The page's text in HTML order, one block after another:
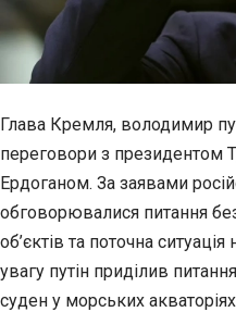
Глава Кремля, володимир
переговори з президентом
Ердоганом. За заявами
обговорювалися питання
об’єктів та поточна
увагу путін приділив
суден у морських